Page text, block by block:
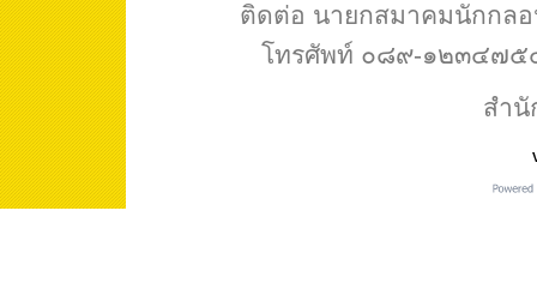
ติดต่อ นายกสมาคมนักกลอ
โทรศัพท์ ๐๘๙-๑๒๓๔๗๕๔
สำ